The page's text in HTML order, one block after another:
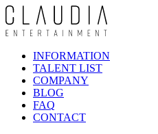
INFORMATION
TALENT LIST
COMPANY
BLOG
FAQ
CONTACT